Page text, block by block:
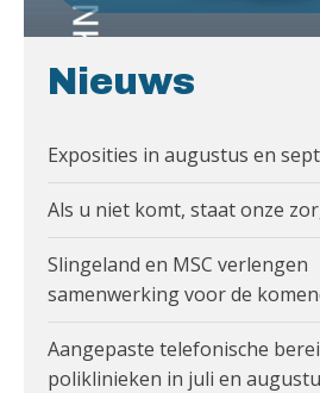
Nieuws
Exposities in augustus en
Als u niet komt, staat onze
Slingeland en MSC verlengen
samenwerking voor de
Aangepaste telefonische
poliklinieken in juli en